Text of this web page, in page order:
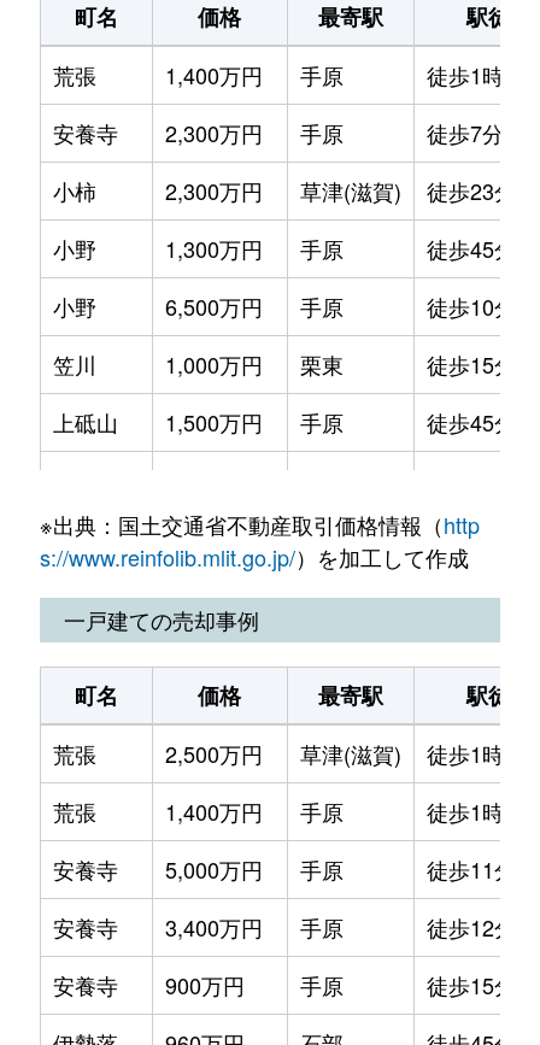
町名 価格 最寄駅
駅徒歩
荒張
1,400万円 手原
徒歩1時間
安養寺
2,300万円 手原
徒歩7分
小柿
2,300万円 草津(滋賀)
徒歩23分
小野
1,300万円 手原
徒歩45分
小野
6,500万円 手原
徒歩10分
笠川
1,000万円 栗東
徒歩15分
上砥山
1,500万円 手原
徒歩45分
上鈎
1,800万円 手原
徒歩19分
苅原
1,800万円 栗東
徒歩14分
川辺
1,200万円 手原
徒歩20分
北中小路
3,700万円 栗東
徒歩14分
小平井
1,700万円 栗東
徒歩29分
小平井
1,900万円 栗東
徒歩18分
下鈎
1,700万円 栗東
徒歩19分
下鈎
3,200万円 栗東
徒歩16分
下鈎
1,000万円 栗東
徒歩16分
※出典：国土交通省不動産取引価格情報（http
s://www.reinfolib.mlit.go.jp/）を加工して作成
一戸建ての売却事例
町名 価格 最寄駅
駅徒歩
荒張
2,500万円 草津(滋賀)
徒歩1時間
荒張
1,400万円 手原
徒歩1時間
安養寺
5,000万円 手原
徒歩11分
安養寺
3,400万円 手原
徒歩12分
安養寺
900万円 手原
徒歩15分